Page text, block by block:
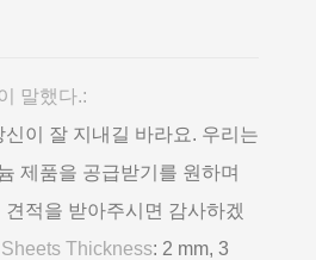
말했다.:
이 잘 지내길 바라요. 우리는
제품을 공급받기를 원하며
적을 받아주시면 감사하겠
Thickness: 2 mm, 3